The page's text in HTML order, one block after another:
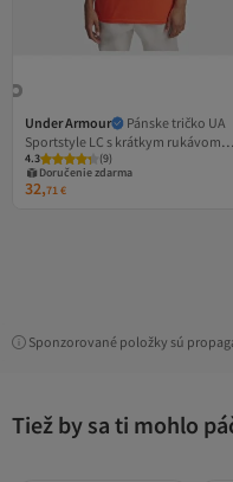
Under Armour
Pánske tričko UA
Sportstyle LC s krátkym rukávom
1326799 -847
4.3 (9)
Doručenie zdarma
32,71€
Sponzorované položky sú
Tiež by sa ti mohlo